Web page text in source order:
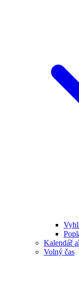
Kalendář
Volný čas